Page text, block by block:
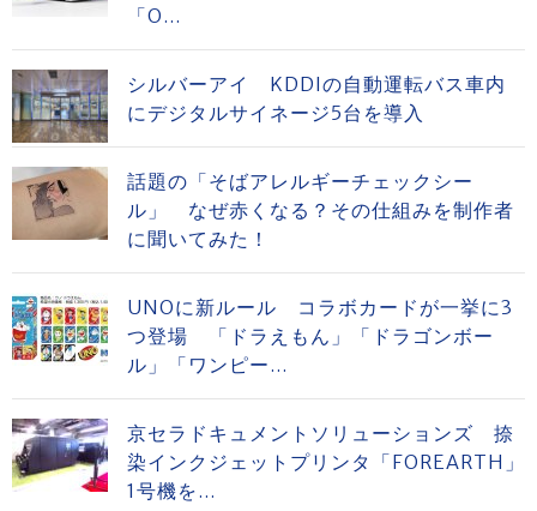
「O...
シルバーアイ KDDIの自動運転バス車内
にデジタルサイネージ5台を導入
話題の「そばアレルギーチェックシー
ル」 なぜ赤くなる？その仕組みを制作者
に聞いてみた！
UNOに新ルール コラボカードが一挙に3
つ登場 「ドラえもん」「ドラゴンボー
ル」「ワンピー...
京セラドキュメントソリューションズ 捺
染インクジェットプリンタ「FOREARTH」
1号機を...